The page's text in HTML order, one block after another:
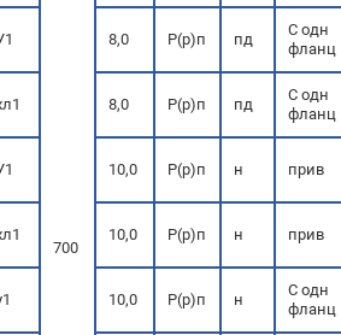
700
8,0 Р(р)п пд
С одн
фланц
8,0 Р(р)п пд
С одн
фланц
10,0 Р(р)п н прив
10,0 Р(р)п н прив
10,0 Р(р)п н
С одн
фланц